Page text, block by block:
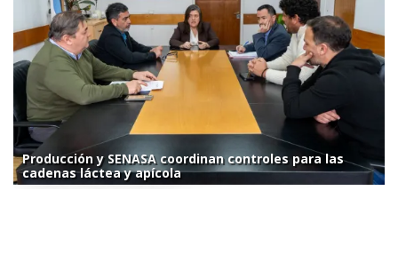
Producción y SENASA coordinan controles para las
cadenas láctea y apícola